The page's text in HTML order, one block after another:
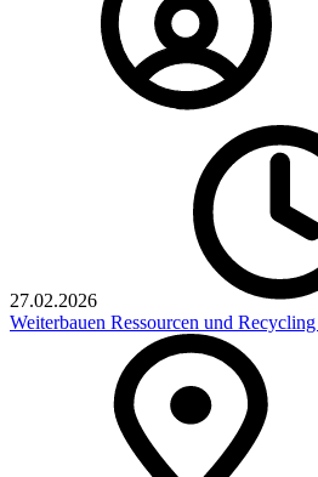
27.02.2026
Weiterbauen Ressourcen und Recycling